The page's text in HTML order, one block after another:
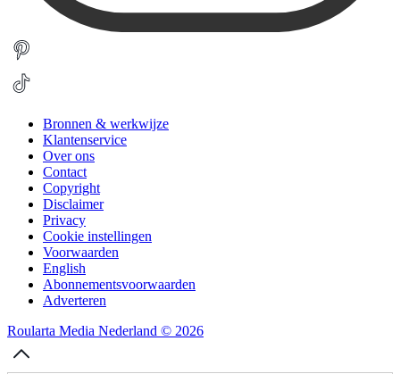
Bronnen & werkwijze
Klantenservice
Over ons
Contact
Copyright
Disclaimer
Privacy
Cookie instellingen
Voorwaarden
English
Abonnementsvoorwaarden
Adverteren
Roularta Media Nederland © 2026